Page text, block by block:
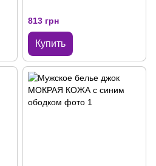
813 грн
Купить